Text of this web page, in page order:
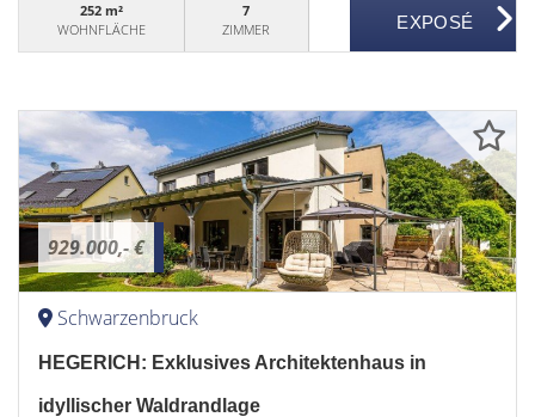
252 m²
WOHNFLÄCHE
7
ZIMMER
929.000,- €
Schwarzenbruck
HEGERICH: Exklusives Architektenhaus in
idyllischer Waldrandlage